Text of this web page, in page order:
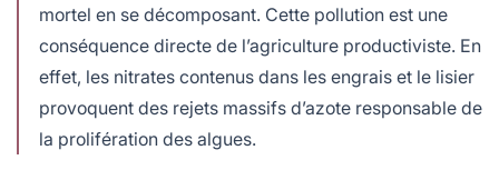
mortel en se décomposant. Cette pollution est une
conséquence directe de l’agriculture productiviste. En
effet, les nitrates contenus dans les engrais et le lisier
provoquent des rejets massifs d’azote responsable de
la prolifération des algues.